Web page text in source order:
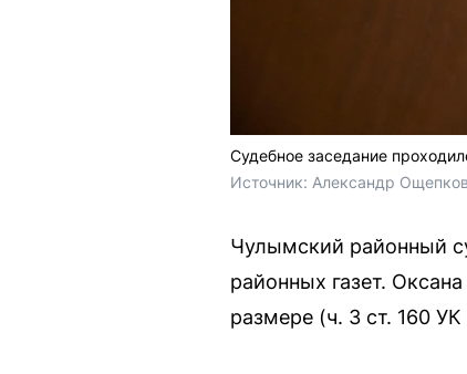
Судебное заседание
Источник: Александр
Чулымский районный
районных газет.
размере (ч. 3 ст. 160